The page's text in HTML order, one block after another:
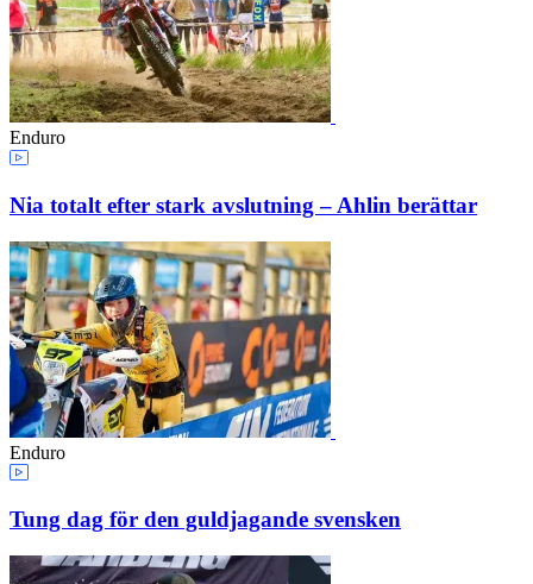
Enduro
Nia totalt efter stark avslutning – Ahlin berättar
Enduro
Tung dag för den guldjagande svensken